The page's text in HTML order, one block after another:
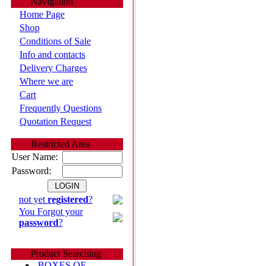
Home Page
Shop
Conditions of Sale
Info and contacts
Delivery Charges
Where we are
Cart
Frequently Questions
Quotation Request
Restricted Area
User Name:
Password:
not yet registered?
You Forgot your
password?
Product Searching